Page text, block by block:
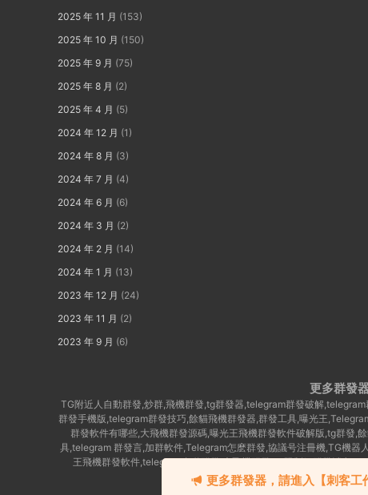
2025 年 11 月 (153)
2025 年 10 月 (150)
2025 年 9 月 (75)
2025 年 8 月 (2)
2025 年 4 月 (5)
2024 年 12 月 (1)
2024 年 8 月 (3)
2024 年 7 月 (4)
2024 年 6 月 (6)
2024 年 3 月 (2)
2024 年 2 月 (14)
2024 年 1 月 (13)
2023 年 12 月 (24)
2023 年 11 月 (2)
2023 年 9 月 (6)
更多群發
TG附近人自動群發,炒群,飛機群發,tg群發器,telegram群發破解
群發手機版,telegram群發技巧,餘貓飛機群發器,群發工具,曝光王
群發軟件有哪些,大飛機群發源碼,曝光王飛機群發軟件破解版,tg群發,
具,telegram 群發言,加群軟件,Telegram怎麽群發,協議号注冊機,TG機
王飛機群發軟件,telegram自動群發,大飛機群發,Tg限制組群發消息
群,telegram群發助手,telegram群發 源
更多群發器，請進入【刺客工